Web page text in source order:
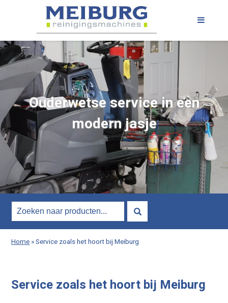
Ouderwetse service in een
modern jasje
Home»Service zoals het hoort bij Meiburg
Service zoals het hoort bij Meiburg